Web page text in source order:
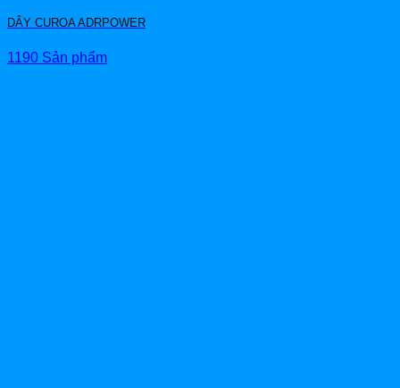
DÂY CUROA ADRPOWER
1190 Sản phẩm